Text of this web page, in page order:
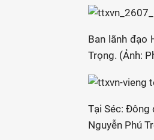
Ban lãnh đạo
Trọng. (Ảnh:
Tại Séc: Đông
Nguyễn Phú